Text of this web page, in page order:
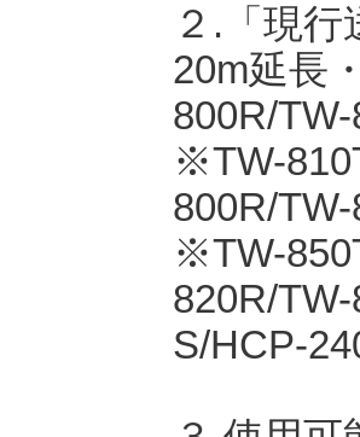
２.「現
20m延長
800R/
※TW-
800R/
※TW-
820R/
S/HCP-